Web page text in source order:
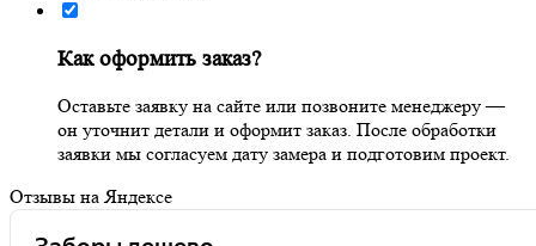
Как оформить заказ?
Оставьте заявку на сайте или позвоните менеджеру —
он уточнит детали и оформит заказ. После обработки
заявки мы согласуем дату замера и подготовим проект.
Отзывы на Яндексе